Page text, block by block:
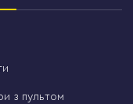
з пультом